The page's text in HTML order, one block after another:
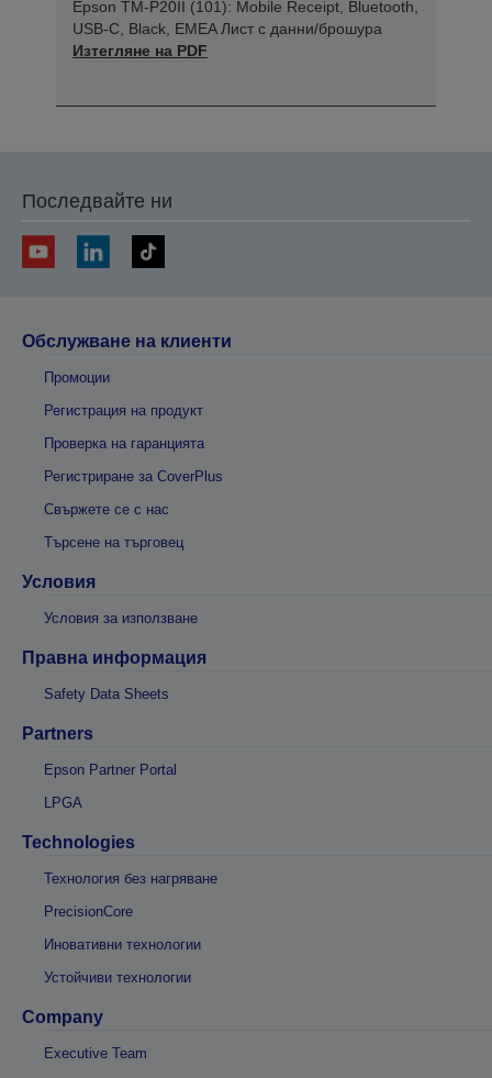
Epson TM-P20II (101): Mobile Receipt, Bluetooth,
USB-C, Black, EMEA Лист с данни/брошура
Изтегляне на PDF
Последвайте ни
Обслужване на клиенти
Промоции
Регистрация на продукт
Проверка на гаранцията
Регистриране за CoverPlus
Свържете се с нас
Търсене на търговец
Условия
Условия за използване
Правна информация
Safety Data Sheets
Partners
Epson Partner Portal
LPGA
Technologies
Технология без нагряване
PrecisionCore
Иновативни технологии
Устойчиви технологии
Company
Executive Team